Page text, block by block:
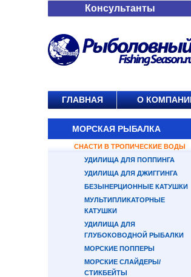
Консультанты
ГЛАВНАЯ О
МОРСКАЯ РЫБАЛКА
СНАСТИ В ТРОПИЧЕСКИЕ ВОДЫ
УДИЛИЩА ДЛЯ ПОППИНГА
УДИЛИЩА ДЛЯ ДЖИГГИНГА
БЕЗЫНЕРЦИОННЫЕ КАТУШКИ
МУЛЬТИПЛИКАТОРНЫЕ
КАТУШКИ
УДИЛИЩА ДЛЯ
ГЛУБОКОВОДНОЙ РЫБАЛКИ
МОРСКИЕ ПОППЕРЫ
МОРСКИЕ СЛАЙДЕРЫ/
СТИКБЕЙТЫ